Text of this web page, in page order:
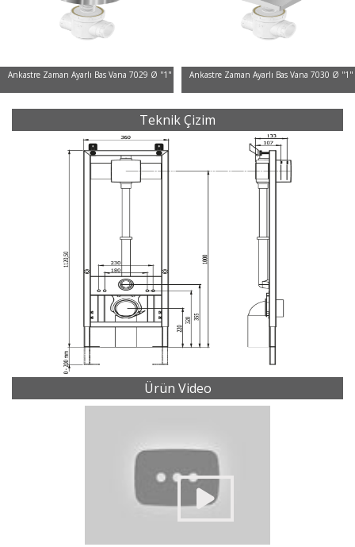
Ankastre Zaman Ayarlı Bas Vana 7029 Ø ''1" Ankastre Zaman Ayarlı Bas Vana 7030 Ø ''1"
Teknik Çizim
Ürün Video